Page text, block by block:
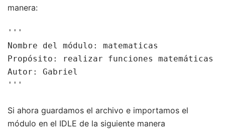
manera:
'''
Nombre del módulo: matematicas
Propósito: realizar funciones matemáticas
Autor: Gabriel
'''
Si ahora guardamos el archivo e importamos el
módulo en el IDLE de la siguiente manera